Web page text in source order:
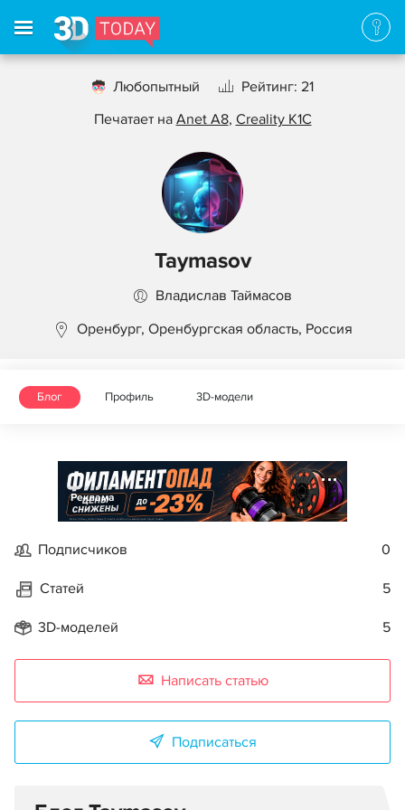
Любопытный
Рейтинг: 21
Печатает на Anet A8, Creality K1C
Taymasov
Владислав Таймасов
Оренбург, Оренбургская область, Россия
Блог Профиль 3D-модели
Реклама
Подписчиков 0
Статей 5
3D-моделей 5
Написать статью
Подписаться